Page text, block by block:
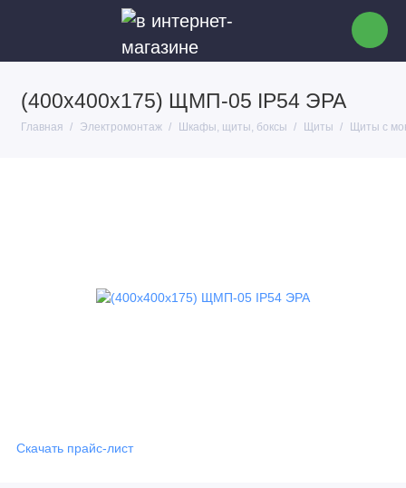
(400х400х175) ЩМП-05 IP54 ЭРА
Главная Электромонтаж Шкафы, щиты, боксы Щиты Щиты с
Скачать прайс-лист